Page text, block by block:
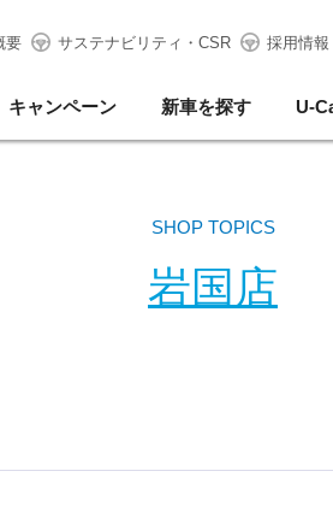
要 サステナビリティ・CSR 採用情報
キャンペーン 新車を探す U-
SHOP TOPICS
岩国店